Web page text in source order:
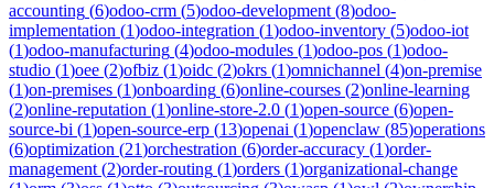
accounting (6)odoo-crm (5)odoo-development (8)odoo-
implementation (1)odoo-integration (1)odoo-inventory (5)odoo-iot
(1)odoo-manufacturing (4)odoo-modules (1)odoo-pos (1)odoo-
studio (1)oee (2)ofbiz (1)oidc (2)okrs (1)omnichannel (4)on-premise
(1)on-premises (1)onboarding (6)online-courses (2)online-learning
(2)online-reputation (1)online-store-2.0 (1)open-source (6)open-
source-bi (1)open-source-erp (13)openai (1)openclaw (85)operations
(6)optimization (21)orchestration (6)order-accuracy (1)order-
management (2)order-routing (1)orders (1)organizational-change